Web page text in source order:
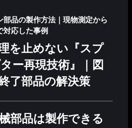
部品の製作方法｜現物測定から
対応した事例
を止めない『スプ
ー再現技術』｜図
了部品の解決策
部品は製作できる